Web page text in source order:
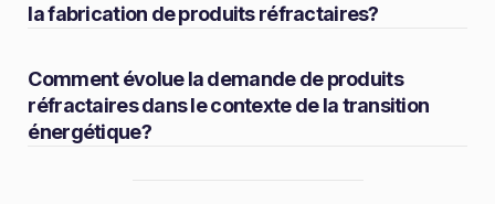
la fabrication de produits réfractaires?
Comment évolue la demande de produits
réfractaires dans le contexte de la transition
énergétique?